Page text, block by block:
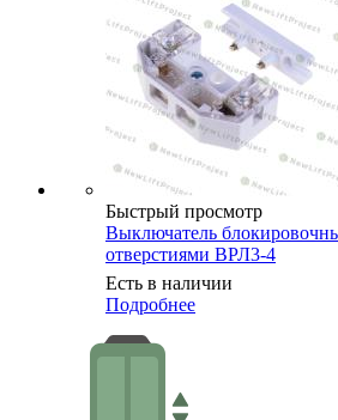
Быстрый просмотр
Выключатель
отверстиями ВРЛ3-4
Есть в наличии
Подробнее